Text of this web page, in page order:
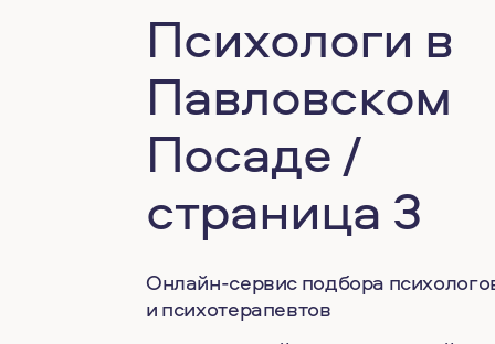
Психологи в
Павловском
Посаде /
страница 3
Онлайн-сервис подбора
и психотерапевтов